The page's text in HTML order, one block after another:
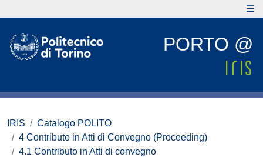
PORTO @
IRIS
Catalogo POLITO
4 Contributo in Atti di Convegno (Proceeding)
4.1 Contributo in Atti di convegno